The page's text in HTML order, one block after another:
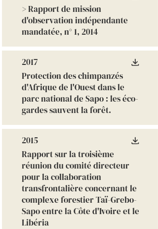
> Rapport de mission
d'observation indépendante
mandatée, n° 1, 2014
2017
Protection des chimpanzés
d'Afrique de l'Ouest dans le
parc national de Sapo : les éco-
gardes sauvent la forêt.
2015
Rapport sur la troisième
réunion du comité directeur
pour la collaboration
transfrontalière concernant le
complexe forestier Taï-Grebo-
Sapo entre la Côte d'Ivoire et le
Libéria